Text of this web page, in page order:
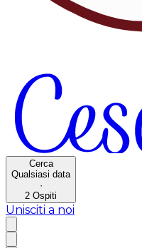
Cerca
Qualsiasi data
·
2 Ospiti
Unisciti a noi